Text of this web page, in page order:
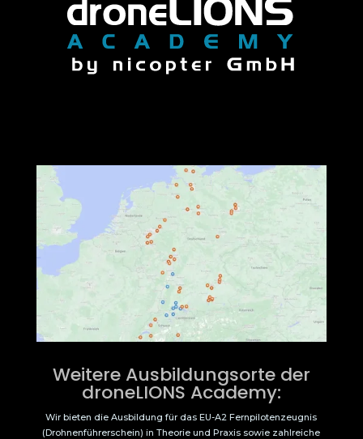
Weitere Ausbildungsorte der
droneLIONS Academy:
Wir bieten die Ausbildung für das EU-A2 Fernpilotenzeugnis
(Drohnenführerschein) in Theorie und Praxis sowie zahlreiche